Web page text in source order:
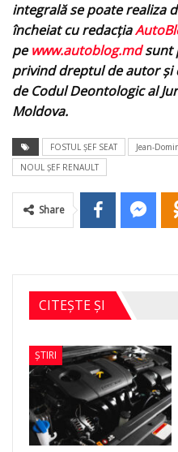
integrală se poate realiza
încheiat cu redacţia
pewww.autoblog.mdsunt
privind dreptul de autor și
de Codul Deontologic al
Moldova.
FOSTUL ŞEF SEAT Jean-
NOUL ŞEF RENAULT
Share
CITEȘTE ȘI
ȘTIRI